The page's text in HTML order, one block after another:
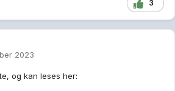
3
2023
og kan leses her: